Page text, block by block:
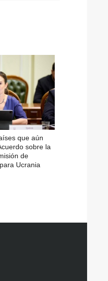
que aún
sobre la
de
Ucrania